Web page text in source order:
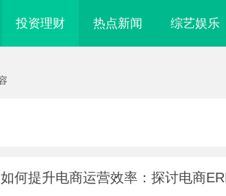
投资理财 热点新闻 综艺娱乐
如何提升电商运营效率：探讨电商